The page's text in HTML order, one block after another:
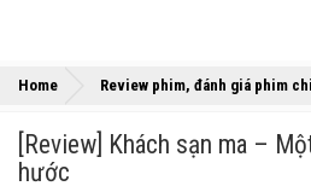
Home Review phim, đánh giá phim
[Review] Khách sạn ma –
hước